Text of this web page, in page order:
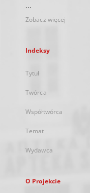
...
Zobacz więcej
Indeksy
Tytuł
Twórca
Współtwórca
Temat
Wydawca
O Projekcie